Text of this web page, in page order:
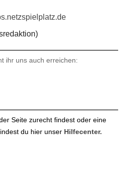
ihr uns auch erreichen:
Seite zurecht findest oder eine
du hier unser Hilfecenter.